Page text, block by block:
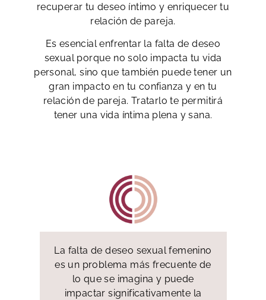
recuperar tu deseo íntimo y enriquecer tu
relación de pareja.
Es esencial enfrentar la falta de deseo
sexual porque no solo impacta tu vida
personal, sino que también puede tener un
gran impacto en tu confianza y en tu
relación de pareja. Tratarlo te permitirá
tener una vida íntima plena y sana.
La falta de deseo sexual femenino
es un problema más frecuente de
lo que se imagina y puede
impactar significativamente la